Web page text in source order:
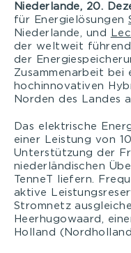
Niederlande, 20.
für Energielösungen
Niederlande, und
der weltweit
der
Zusammenarbeit bei
hochinnovativen
Norden des Landes
Das elektrische
einer Leistung von
Unterstützung der
niederländischen
TenneT liefern.
aktive
Stromnetz
Heerhugowaard,
Holland